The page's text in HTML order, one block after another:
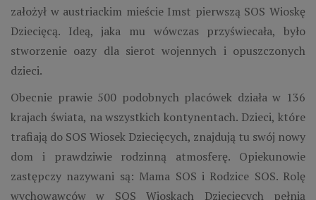
założył w austriackim mieście Imst pierwszą SOS Wioskę
Dziecięcą. Ideą, jaka mu wówczas przyświecała, było
stworzenie oazy dla sierot wojennych i opuszczonych
dzieci.
Obecnie prawie 500 podobnych placówek działa w 136
krajach świata, na wszystkich kontynentach. Dzieci, które
trafiają do SOS Wiosek Dziecięcych, znajdują tu swój nowy
dom i prawdziwie rodzinną atmosferę. Opiekunowie
zastępczy nazywani są: Mama SOS i Rodzice SOS. Rolę
wychowawców w SOS Wioskach Dziecięcych pełnią